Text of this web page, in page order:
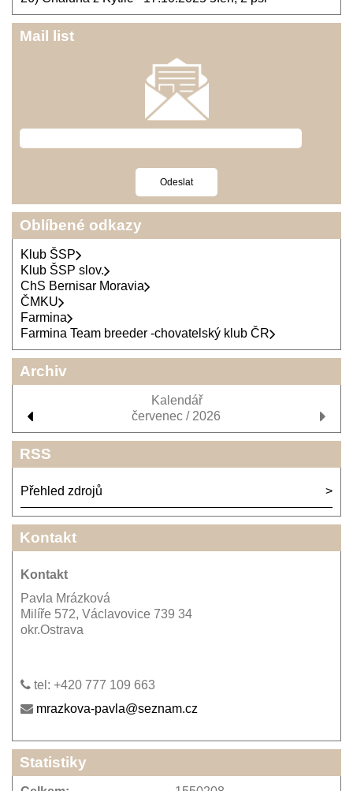
Mail list
Oblíbené odkazy
Klub ŠSP
Klub ŠSP slov.
ChS Bernisar Moravia
ČMKU
Farmina
Farmina Team breeder -chovatelský klub ČR
Archiv
Kalendář
červenec / 2026
RSS
Přehled zdrojů
Kontakt
Kontakt
Pavla Mrázková
Milíře 572, Václavovice 739 34
okr.Ostrava
tel: +420 777 109 663
mrazkova-pavla@seznam.cz
Statistiky